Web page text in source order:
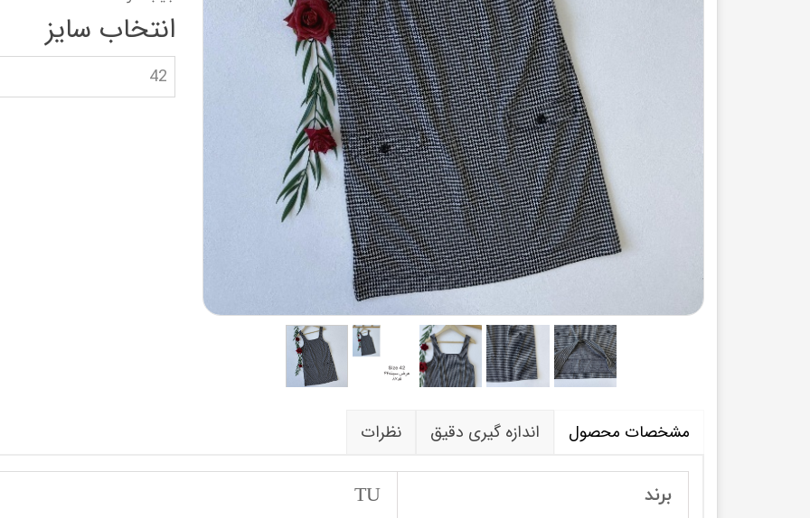
ست لباس مردانه
شورت
ژاکت زنانه
مایو و گن
سرهم و تولوم
ست لباس زنانه
کیف و کفش
کاپشن زنانه
کاپشن بچه گانهانتخاب سایز
42
مشخصات محصول اندازه گیری دقیق نظرات
برند TU